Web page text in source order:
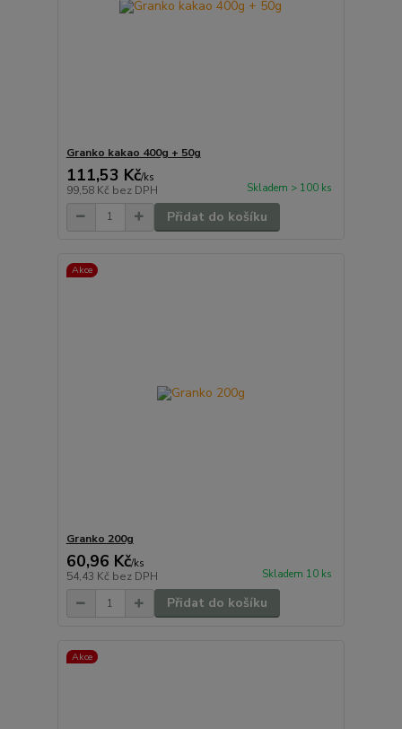
Granko kakao 400g + 50g
111,53 Kč/ks
99,58 Kč bez DPH Skladem > 100 ks
Přidat do košíku
Akce
Granko 200g
60,96 Kč/ks
54,43 Kč bez DPH Skladem 10 ks
Přidat do košíku
Akce